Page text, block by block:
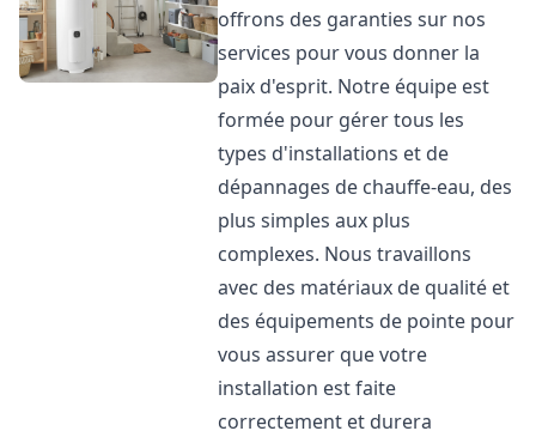
offrons des garanties sur nos
services pour vous donner la
paix d'esprit. Notre équipe est
formée pour gérer tous les
types d'installations et de
dépannages de chauffe-eau, des
plus simples aux plus
complexes. Nous travaillons
avec des matériaux de qualité et
des équipements de pointe pour
vous assurer que votre
installation est faite
correctement et durera